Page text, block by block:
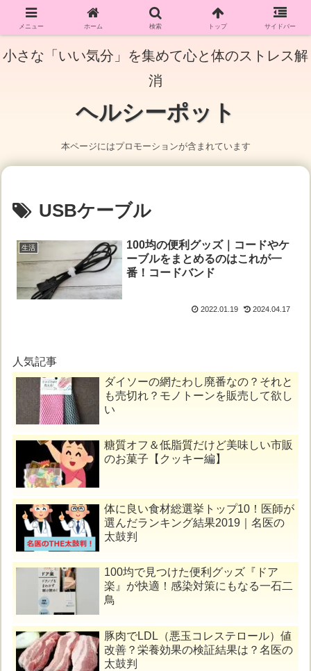
小さな「いい気分」を集めて心と体のストレス解
消
ヘルシーポット
本ページにはプロモーションが含まれています
USBケーブル
生活
100均の便利グッズ｜コードやケ
ーブルをまとめるのはこれが一
番！コードバンド
2022.01.19 2024.04.17
人気記事
ダイソーの網たわし廃番なの？それと
も売切れ？モノトーンを販売して欲し
い
糖質オフ＆低脂質だけど美味しい市販
のお菓子【クッキー編】
体に良い食材総選挙トップ10！医師が
選んだランキング結果2019｜名医の
太鼓判
100均で見つけた便利グッズ『ドア
楽』が快適！感染対策にもなる一石二
鳥
豚肉でLDL（悪玉コレステロール）値
改善？栄養効果の検証結果は？名医の
太鼓判
メニュー ホーム 検索 トップ サイドバー